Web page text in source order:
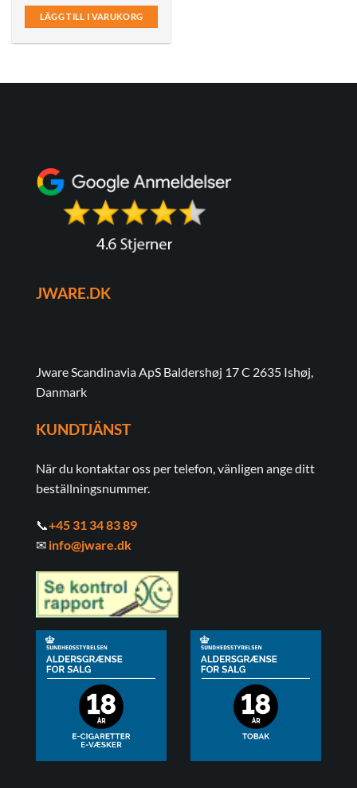
LÄGG TILL I VARUKORG
JWARE.DK
Jware Scandinavia ApS Baldershøj 17 C 2635 Ishøj,
Danmark
KUNDTJÄNST
När du kontaktar oss per telefon, vänligen ange ditt
beställningsnummer.
📞+45 31 34 83 89
✉ info@jware.dk